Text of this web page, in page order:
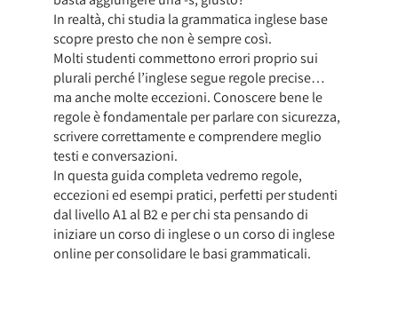
In realtà, chi studia la grammatica inglese base
scopre presto che non è sempre così.
Molti studenti commettono errori proprio sui
plurali perché l’inglese segue regole precise…
ma anche molte eccezioni. Conoscere bene le
regole è fondamentale per parlare con sicurezza,
scrivere correttamente e comprendere meglio
testi e conversazioni.
In questa guida completa vedremo regole,
eccezioni ed esempi pratici, perfetti per studenti
dal livello A1 al B2 e per chi sta pensando di
iniziare un corso di inglese o un corso di inglese
online per consolidare le basi grammaticali.